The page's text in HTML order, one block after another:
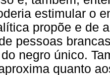
estimular o
propõe e de
pessoas
negro único.
quanto